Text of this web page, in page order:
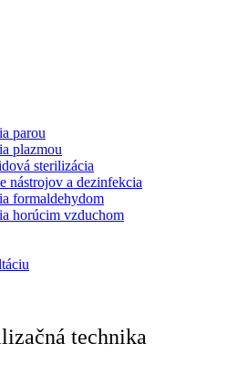
parou
plazmou
sterilizácia
nástrojov a dezinfekcia
formaldehydom
horúcim vzduchom
technika